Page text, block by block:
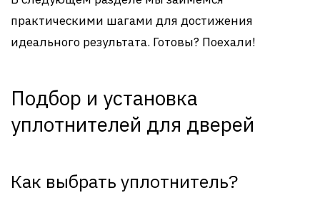
практическими шагами для достижения
идеального результата. Готовы? Поехали!
Подбор и установка
уплотнителей для дверей
Как выбрать уплотнитель?